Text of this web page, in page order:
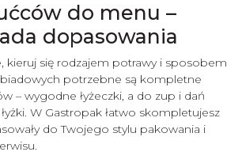
do menu –
dopasowania
kieruj się rodzajem potrawy i sposobem
potrzebne są kompletne
– wygodne łyżeczki, a do zup i dań
W Gastropak łatwo skompletujesz
do Twojego stylu pakowania i